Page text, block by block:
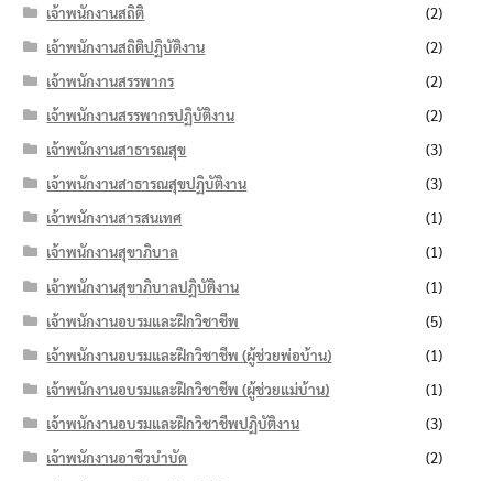
เจ้าพนักงานสถิติ
(2)
เจ้าพนักงานสถิติปฏิบัติงาน
(2)
เจ้าพนักงานสรรพากร
(2)
เจ้าพนักงานสรรพากรปฏิบัติงาน
(2)
เจ้าพนักงานสาธารณสุข
(3)
เจ้าพนักงานสาธารณสุขปฏิบัติงาน
(3)
เจ้าพนักงานสารสนเทศ
(1)
เจ้าพนักงานสุขาภิบาล
(1)
เจ้าพนักงานสุขาภิบาลปฏิบัติงาน
(1)
เจ้าพนักงานอบรมและฝึกวิชาชีพ
(5)
เจ้าพนักงานอบรมและฝึกวิชาชีพ (ผู้ช่วยพ่อบ้าน)
(1)
เจ้าพนักงานอบรมและฝึกวิชาชีพ (ผู้ช่วยแม่บ้าน)
(1)
เจ้าพนักงานอบรมและฝึกวิชาชีพปฏิบัติงาน
(3)
เจ้าพนักงานอาชีวบำบัด
(2)